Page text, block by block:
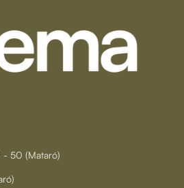
- 50 (Mataró)